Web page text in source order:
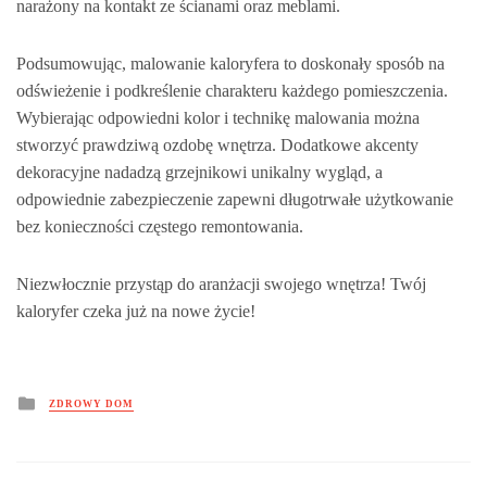
narażony na kontakt ze ścianami oraz meblami.
Podsumowując, malowanie kaloryfera to doskonały sposób na
odświeżenie i podkreślenie charakteru każdego pomieszczenia.
Wybierając odpowiedni kolor i technikę malowania można
stworzyć prawdziwą ozdobę wnętrza. Dodatkowe akcenty
dekoracyjne nadadzą grzejnikowi unikalny wygląd, a
odpowiednie zabezpieczenie zapewni długotrwałe użytkowanie
bez konieczności częstego remontowania.
Niezwłocznie przystąp do aranżacji swojego wnętrza! Twój
kaloryfer czeka już na nowe życie!
Posted
in
ZDROWY DOM